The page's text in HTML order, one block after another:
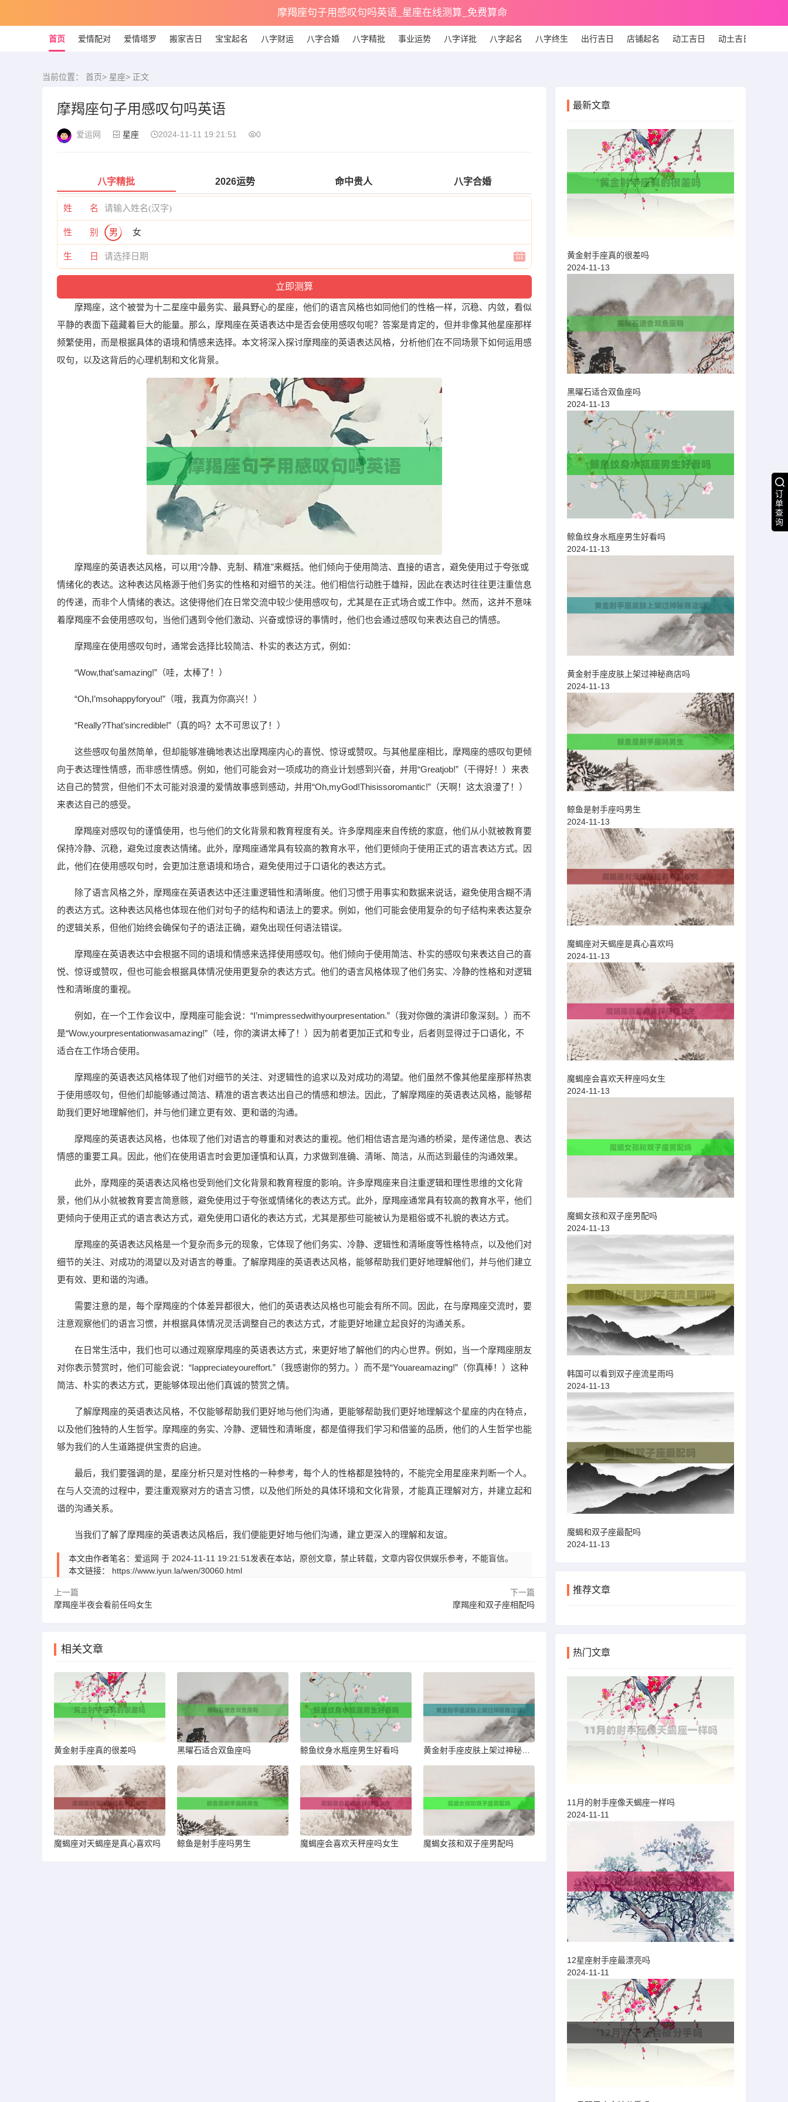
摩羯座句子用感叹句吗英语_星座在线测算_免费算命
首页 爱情配对 爱情塔罗 搬家吉日 宝宝起名 八字财运 八字合婚 八字精批 事业运势 八字详批 八字起名 八字终生 出行吉日 店铺起名 动工吉日 动土吉日
订
单
查
询
当前位置： 首页> 星座> 正文
摩羯座句子用感叹句吗英语
爱运网 星座 2024-11-11 19:21:51 0
八字精批 2026运势 命中贵人 八字合婚
姓 名
性 别 男 女
生 日
摩羯座，这个被誉为十二星座中最务实、最具野心的星座，他们的语言风格也如同他们的性格一样，沉稳、内敛，看似
平静的表面下蕴藏着巨大的能量。那么，摩羯座在英语表达中是否会使用感叹句呢？答案是肯定的，但并非像其他星座那样
频繁使用，而是根据具体的语境和情感来选择。本文将深入探讨摩羯座的英语表达风格，分析他们在不同场景下如何运用感
叹句，以及这背后的心理机制和文化背景。
摩羯座的英语表达风格，可以用“冷静、克制、精准”来概括。他们倾向于使用简洁、直接的语言，避免使用过于夸张或
情绪化的表达。这种表达风格源于他们务实的性格和对细节的关注。他们相信行动胜于雄辩，因此在表达时往往更注重信息
的传递，而非个人情绪的表达。这使得他们在日常交流中较少使用感叹句，尤其是在正式场合或工作中。然而，这并不意味
着摩羯座不会使用感叹句，当他们遇到令他们激动、兴奋或惊讶的事情时，他们也会通过感叹句来表达自己的情感。
摩羯座在使用感叹句时，通常会选择比较简洁、朴实的表达方式，例如：
“Wow,that’samazing!”（哇，太棒了！）
“Oh,I’msohappyforyou!”（哦，我真为你高兴！）
“Really?That’sincredible!”（真的吗？太不可思议了！）
这些感叹句虽然简单，但却能够准确地表达出摩羯座内心的喜悦、惊讶或赞叹。与其他星座相比，摩羯座的感叹句更倾
向于表达理性情感，而非感性情感。例如，他们可能会对一项成功的商业计划感到兴奋，并用“Greatjob!”（干得好！）来表
达自己的赞赏，但他们不太可能对浪漫的爱情故事感到感动，并用“Oh,myGod!Thisissoromantic!”（天啊！这太浪漫了！）
来表达自己的感受。
摩羯座对感叹句的谨慎使用，也与他们的文化背景和教育程度有关。许多摩羯座来自传统的家庭，他们从小就被教育要
保持冷静、沉稳，避免过度表达情绪。此外，摩羯座通常具有较高的教育水平，他们更倾向于使用正式的语言表达方式。因
此，他们在使用感叹句时，会更加注意语境和场合，避免使用过于口语化的表达方式。
除了语言风格之外，摩羯座在英语表达中还注重逻辑性和清晰度。他们习惯于用事实和数据来说话，避免使用含糊不清
的表达方式。这种表达风格也体现在他们对句子的结构和语法上的要求。例如，他们可能会使用复杂的句子结构来表达复杂
的逻辑关系，但他们始终会确保句子的语法正确，避免出现任何语法错误。
摩羯座在英语表达中会根据不同的语境和情感来选择使用感叹句。他们倾向于使用简洁、朴实的感叹句来表达自己的喜
悦、惊讶或赞叹，但也可能会根据具体情况使用更复杂的表达方式。他们的语言风格体现了他们务实、冷静的性格和对逻辑
性和清晰度的重视。
例如，在一个工作会议中，摩羯座可能会说：“I’mimpressedwithyourpresentation.”（我对你做的演讲印象深刻。）而不
是“Wow,yourpresentationwasamazing!”（哇，你的演讲太棒了！）因为前者更加正式和专业，后者则显得过于口语化，不
适合在工作场合使用。
摩羯座的英语表达风格体现了他们对细节的关注、对逻辑性的追求以及对成功的渴望。他们虽然不像其他星座那样热衷
于使用感叹句，但他们却能够通过简洁、精准的语言表达出自己的情感和想法。因此，了解摩羯座的英语表达风格，能够帮
助我们更好地理解他们，并与他们建立更有效、更和谐的沟通。
摩羯座的英语表达风格，也体现了他们对语言的尊重和对表达的重视。他们相信语言是沟通的桥梁，是传递信息、表达
情感的重要工具。因此，他们在使用语言时会更加谨慎和认真，力求做到准确、清晰、简洁，从而达到最佳的沟通效果。
此外，摩羯座的英语表达风格也受到他们文化背景和教育程度的影响。许多摩羯座来自注重逻辑和理性思维的文化背
景，他们从小就被教育要言简意赅，避免使用过于夸张或情绪化的表达方式。此外，摩羯座通常具有较高的教育水平，他们
更倾向于使用正式的语言表达方式，避免使用口语化的表达方式，尤其是那些可能被认为是粗俗或不礼貌的表达方式。
摩羯座的英语表达风格是一个复杂而多元的现象，它体现了他们务实、冷静、逻辑性和清晰度等性格特点，以及他们对
细节的关注、对成功的渴望以及对语言的尊重。了解摩羯座的英语表达风格，能够帮助我们更好地理解他们，并与他们建立
更有效、更和谐的沟通。
需要注意的是，每个摩羯座的个体差异都很大，他们的英语表达风格也可能会有所不同。因此，在与摩羯座交流时，要
注意观察他们的语言习惯，并根据具体情况灵活调整自己的表达方式，才能更好地建立起良好的沟通关系。
在日常生活中，我们也可以通过观察摩羯座的英语表达方式，来更好地了解他们的内心世界。例如，当一个摩羯座朋友
对你表示赞赏时，他们可能会说：“Iappreciateyoureffort.”（我感谢你的努力。）而不是“Youareamazing!”（你真棒！）这种
简洁、朴实的表达方式，更能够体现出他们真诚的赞赏之情。
了解摩羯座的英语表达风格，不仅能够帮助我们更好地与他们沟通，更能够帮助我们更好地理解这个星座的内在特点，
以及他们独特的人生哲学。摩羯座的务实、冷静、逻辑性和清晰度，都是值得我们学习和借鉴的品质，他们的人生哲学也能
够为我们的人生道路提供宝贵的启迪。
最后，我们要强调的是，星座分析只是对性格的一种参考，每个人的性格都是独特的，不能完全用星座来判断一个人。
在与人交流的过程中，要注重观察对方的语言习惯，以及他们所处的具体环境和文化背景，才能真正理解对方，并建立起和
谐的沟通关系。
当我们了解了摩羯座的英语表达风格后，我们便能更好地与他们沟通，建立更深入的理解和友谊。
本文由作者笔名：爱运网 于 2024-11-11 19:21:51发表在本站，原创文章，禁止转载，文章内容仅供娱乐参考，不能盲信。
本文链接： https://www.iyun.la/wen/30060.html
上一篇
摩羯座半夜会看前任吗女生
下一篇
摩羯座和双子座相配吗
相关文章
黄金射手座真的很差吗 黑曜石适合双鱼座吗 鲸鱼纹身水瓶座男生好看吗
魔蝎座对天蝎座是真心喜欢吗 鲸鱼是射手座吗男生 魔蝎座会喜欢天秤座吗女生 魔蝎女孩和双子座男配吗
最新文章
黄金射手座真的很差吗
2024-11-13
黑曜石适合双鱼座吗
2024-11-13
鲸鱼纹身水瓶座男生好看吗
2024-11-13
黄金射手座皮肤上架过神秘商店吗
2024-11-13
鲸鱼是射手座吗男生
2024-11-13
魔蝎座对天蝎座是真心喜欢吗
2024-11-13
魔蝎座会喜欢天秤座吗女生
2024-11-13
魔蝎女孩和双子座男配吗
2024-11-13
韩国可以看到双子座流星雨吗
2024-11-13
魔蝎和双子座最配吗
2024-11-13
推荐文章
热门文章
11月的射手座像天蝎座一样吗
2024-11-11
12星座射手座最漂亮吗
2024-11-11